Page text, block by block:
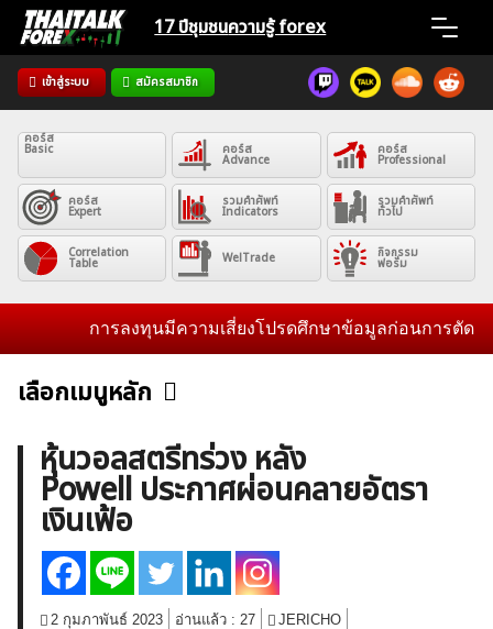
Skip
content
17 ปีชุมชนความรู้ forex
เข้าสู่ระบบ สมัครสมาชิก
Home
Articles
VPS Register
ค้นหา
สำหรับ:
คอร์ส
Basic คอร์ส
Advance
คอร์ส
Professional
คอร์ส
Expert
รวมคำศัพท์
Indicators
รวมคำศัพท์
ทั่วไป
Correlation
Table WelTrade กิจกรรม
ฟอรั่ม
การลงทุนมีความเสี่ยงโปรดศึกษาข้อมูลก่อนการตัดสินใ
เลือกเมนูหลัก
ข่าวฟอเร็กซ์และสกุลเงิน คริปโตเคอร์เรนซี
บทวิเคราะห์
เศรษฐกิจทั่วไป ดัชนี-หุ้น
พันธบัตร
สินค้าโภคภัณฑ์
กองทุน Forex
ฟรี EA
หุ้นวอลสตรีทร่วง หลัง
Powell ประกาศผ่อนคลายอัตรา
เงินเฟ้อ
2 กุมภาพันธ์ 2023 อ่านแล้ว : 27 JERICHO